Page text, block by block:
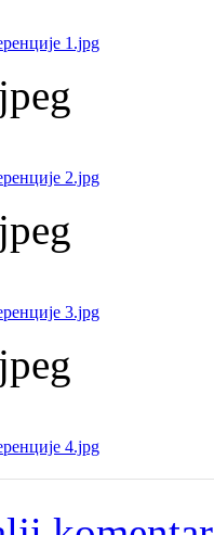
1.jpg
2.jpg
3.jpg
4.jpg